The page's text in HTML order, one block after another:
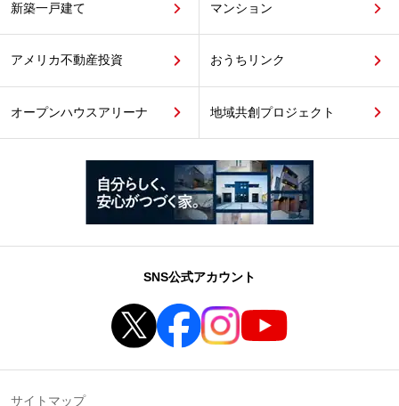
新築一戸建て マンション
アメリカ不動産投資 おうちリンク
オープンハウスアリーナ 地域共創プロジェクト
SNS公式アカウント
サイトマップ